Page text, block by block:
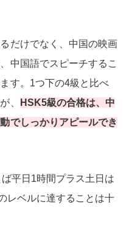
だけでなく、中国の映画
中国語でスピーチするこ
す。1つ下の4級と比べ
、
HSK5級の合格は、中
でしっかりアピールでき
平日1時間プラス土日は
レベルに達することは十